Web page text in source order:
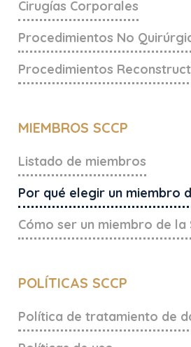
Cirugías Corporales
Procedimientos No
Procedimientos
MIEMBROS SCCP
Listado de miembros
Por qué elegir un miembro
Cómo ser un miembro de la
POLÍTICAS SCCP
Política de tratamiento de